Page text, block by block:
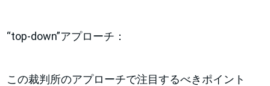
“top-down”アプローチ：
この裁判所のアプローチで注目するべきポイント